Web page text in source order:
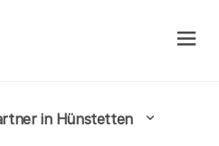
in Hünstetten